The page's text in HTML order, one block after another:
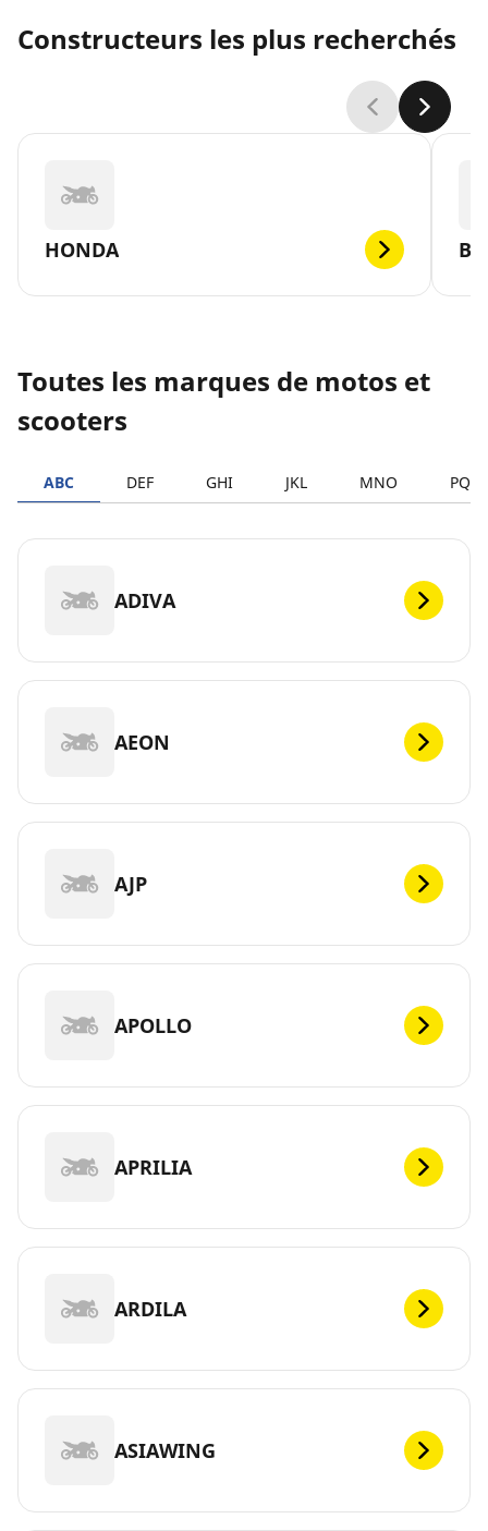
Constructeurs les plus recherchés
HONDA
Toutes les marques de motos et
scooters
ABC DEF GHI JKL MNO PQRS
ADIVA
AEON
AJP
APOLLO
APRILIA
ARDILA
ASIAWING